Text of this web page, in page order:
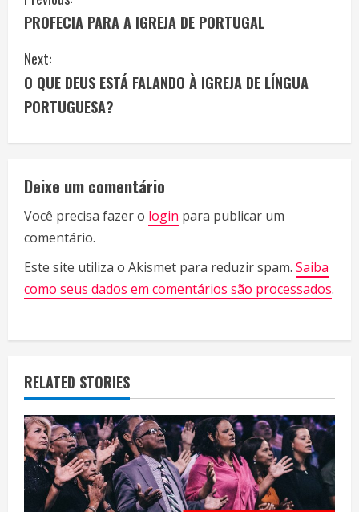
o
n
t
i
n
u
e
R
e
a
d
i
n
g
PROFECIA PARA A IGREJA DE PORTUGAL
Next:
O QUE DEUS ESTÁ FALANDO À IGREJA DE LÍNGUA
PORTUGUESA?
Deixe um comentário
Você precisa fazer o login para publicar um
comentário.
Este site utiliza o Akismet para reduzir spam. Saiba
como seus dados em comentários são processados.
RELATED STORIES